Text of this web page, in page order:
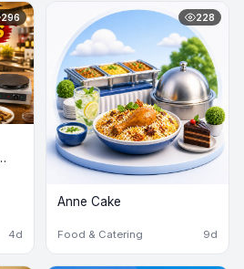
296
4d
228
Anne Cake
Food & Catering 9d